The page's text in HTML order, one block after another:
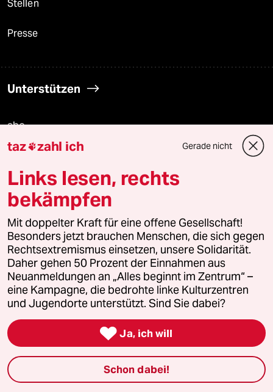
Stellen
Presse
Unterstützen
abo
genossenschaft
taz zahl ich
panterstiftung
panterpreis 2026
Podcast
bundestalk
taz zahl ich Gerade nicht
Links lesen, rechts
bekämpfen
Mit doppelter Kraft für eine offene Gesellschaft!
Besonders jetzt brauchen Menschen, die sich gegen
Rechtsextremismus einsetzen, unsere Solidarität.
Daher gehen 50 Prozent der Einnahmen aus
Neuanmeldungen an „Alles beginnt im Zentrum“ –
eine Kampagne, die bedrohte linke Kulturzentren
und Jugendorte unterstützt. Sind Sie dabei?
 Ja, ich will
Schon dabei!